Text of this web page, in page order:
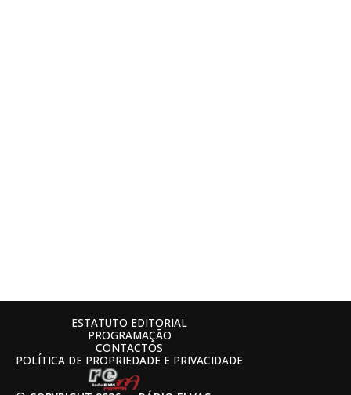
ESTATUTO EDITORIAL
PROGRAMAÇÃO
CONTACTOS
POLÍTICA DE PROPRIEDADE E PRIVACIDADE